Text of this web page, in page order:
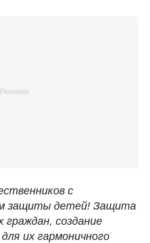
с
защиты детей! Защита
граждан, создание
их гармоничного